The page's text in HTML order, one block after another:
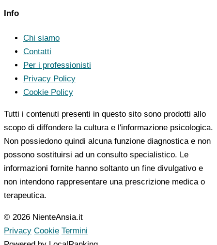
Info
Chi siamo
Contatti
Per i professionisti
Privacy Policy
Cookie Policy
Tutti i contenuti presenti in questo sito sono prodotti allo
scopo di diffondere la cultura e l'informazione psicologica.
Non possiedono quindi alcuna funzione diagnostica e non
possono sostituirsi ad un consulto specialistico. Le
informazioni fornite hanno soltanto un fine divulgativo e
non intendono rappresentare una prescrizione medica o
terapeutica.
© 2026 NienteAnsia.it
Privacy Cookie Termini